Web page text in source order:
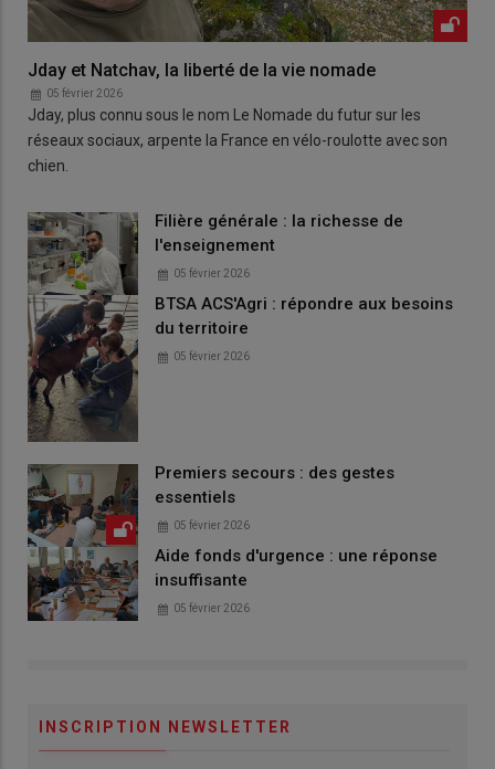
Jday et Natchav, la liberté de la vie nomade
05 février 2026
Jday, plus connu sous le nom Le Nomade du futur sur les
réseaux sociaux, arpente la France en vélo-roulotte avec son
chien.
Filière générale : la richesse de
l'enseignement
05 février 2026
BTSA ACS'Agri : répondre aux besoins
du territoire
05 février 2026
Premiers secours : des gestes
essentiels
05 février 2026
Aide fonds d'urgence : une réponse
insuffisante
05 février 2026
INSCRIPTION NEWSLETTER